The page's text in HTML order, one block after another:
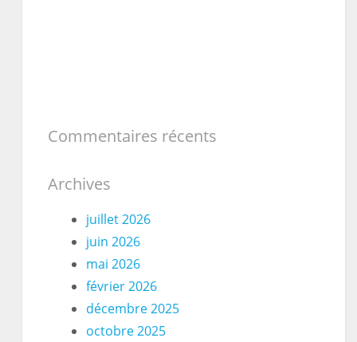
Commentaires récents
Archives
juillet 2026
juin 2026
mai 2026
février 2026
décembre 2025
octobre 2025